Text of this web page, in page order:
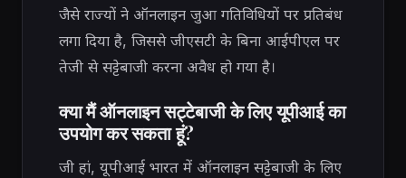
जैसे राज्यों ने ऑनलाइन जुआ गतिविधियों पर प्रतिबंध
लगा दिया है, जिससे जीएसटी के बिना आईपीएल पर
तेजी से सट्टेबाजी करना अवैध हो गया है।
क्या मैं ऑनलाइन सट्टेबाजी के लिए यूपीआई का
उपयोग कर सकता हूं?
जी हां, यूपीआई भारत में ऑनलाइन सट्टेबाजी के लिए